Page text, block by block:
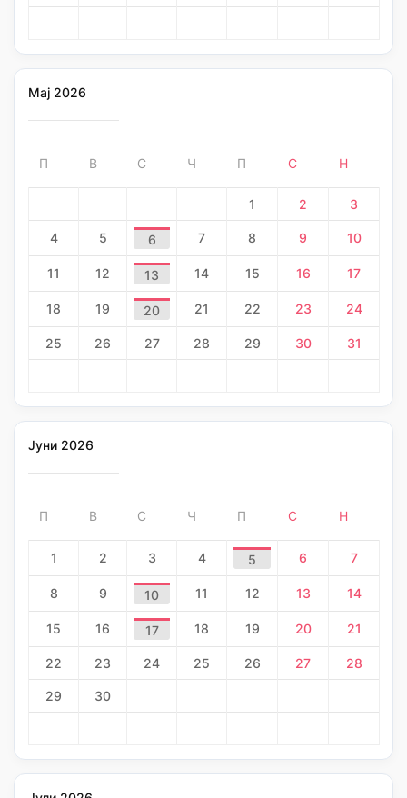
Мај 2026
П В С Ч П С Н
1 2 3
4 5 6 7 8 9 10
11 12 13 14 15 16 17
18 19 20 21 22 23 24
25 26 27 28 29 30 31
Јуни 2026
П В С Ч П С Н
1 2 3 4 5 6 7
8 9 10 11 12 13 14
15 16 17 18 19 20 21
22 23 24 25 26 27 28
29 30